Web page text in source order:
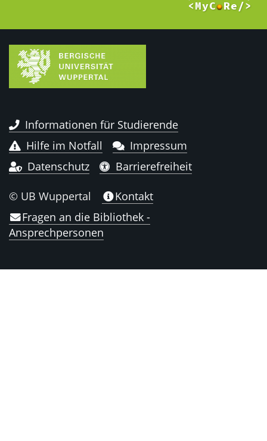
Informationen für Studierende
Hilfe im Notfall
Impressum
Datenschutz
Barrierefreiheit
© UB Wuppertal
Kontakt
Fragen an die Bibliothek -
Ansprechpersonen